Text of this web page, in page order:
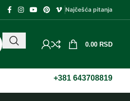
Najčešća pitanja
0.00 RSD
+381 643708819